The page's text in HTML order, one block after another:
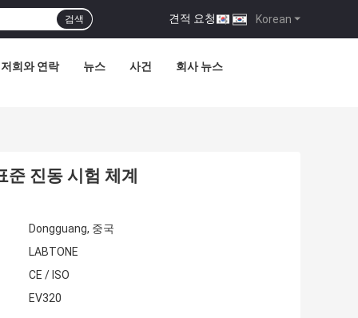
Korean
견적 요청 |
검색
저희와 연락 뉴스 사건 회사 뉴스
진동 시험 체계
Dongguang, 중국
LABTONE
CE / ISO
EV320